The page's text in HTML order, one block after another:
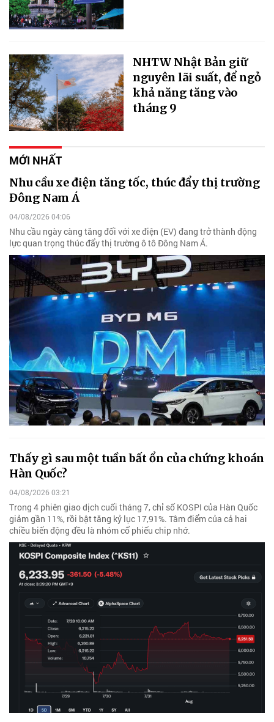
NHTW Nhật Bản giữ
nguyên lãi suất, để ngỏ
khả năng tăng vào
tháng 9
MỚI NHẤT
Nhu cầu xe điện tăng tốc, thúc đẩy thị trường
Đông Nam Á
04/08/2026 04:06
Nhu cầu ngày càng tăng đối với xe điện (EV) đang trở thành động
lực quan trọng thúc đẩy thị trường ô tô Đông Nam Á.
Thấy gì sau một tuần bất ổn của chứng khoán
Hàn Quốc?
04/08/2026 03:21
Trong 4 phiên giao dịch cuối tháng 7, chỉ số KOSPI của Hàn Quốc
giảm gần 11%, rồi bật tăng kỷ lục 17,91%. Tâm điểm của cả hai
chiều biến động đều là nhóm cổ phiếu chip nhớ.